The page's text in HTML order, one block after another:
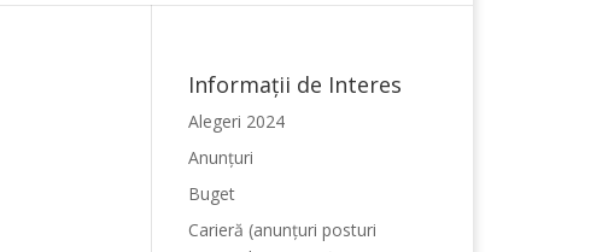
Informații de Interes
Alegeri 2024
Anunțuri
Buget
Carieră (anunțuri posturi